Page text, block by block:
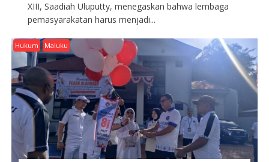
XIII, Saadiah Uluputty, menegaskan bahwa lembaga
pemasyarakatan harus menjadi...
Hukum Maluku